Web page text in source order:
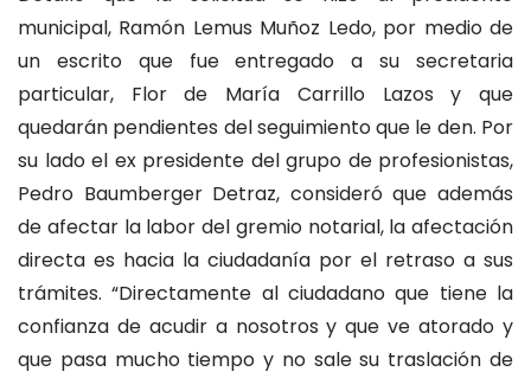
municipal, Ramón Lemus Muñoz Ledo, por medio de
un escrito que fue entregado a su secretaria
particular, Flor de María Carrillo Lazos y que
quedarán pendientes del seguimiento que le den. Por
su lado el ex presidente del grupo de profesionistas,
Pedro Baumberger Detraz, consideró que además
de afectar la labor del gremio notarial, la afectación
directa es hacia la ciudadanía por el retraso a sus
trámites. “Directamente al ciudadano que tiene la
confianza de acudir a nosotros y que ve atorado y
que pasa mucho tiempo y no sale su traslación de